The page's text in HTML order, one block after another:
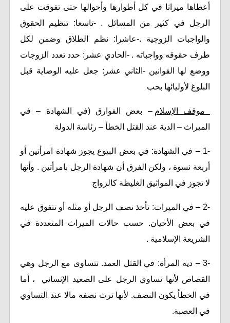
أعطاها ميراثا في كل أطوارها وأحوالها حتى تفوقت على
الرجل في كثير من المسائل . -تاسعا: تنظيم الحقوق
والواجبات الزوجية .-عاشرا: نظم الطلاق وضمن لكل
طرف حقوقه وواجباته . -الحادي عشر: حدد تعدد الزوجات
ووضع لها القوانين -الثاني عشر: جعل عليه الوصاية قبل
البلوغ لأوليائها بحب
موقف الإسلام – بعض الفوارق (في الشهادة – في
الميراث – الدية عند القتل الخطأ – رئاسة الدولة
-1 – في الشهادة: في بعض البيوع يجوز شهادة امرأتين أو
أربعة نسوة ، ولكن الفرق أن شهادة الرجل بامرأتين . وأنها
لا تجوز في المواثيق الغليظة كالزواج
-2 – في الميراث: تأخذ نصف الرجل أو مثله أو تتفوق عليه
في بعض الأحيان. حسب حالات الميراث المتعددة في
الشريعة الإسلامية .
-3 – دية المرأة: في القتل العمد. تتساوى مع الرجل وهي
القصاص لأنها تساوي الرجل على الصعيد الإنساني ، أما
في الخطأ يكون النصف. لأنها ترث نصفه مالا عند التساوي
في العصبة.